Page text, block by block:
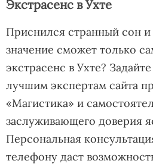
Экстрасенс в Ухте
Приснился странный сон и
значение сможет только
экстрасенс в Ухте?
лучшим экспертам сайта
«Магистика» и
заслуживающего доверия
Персональная
телефону даст